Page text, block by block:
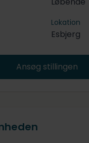
Lokation
Esbjerg
Ansøg stillingen